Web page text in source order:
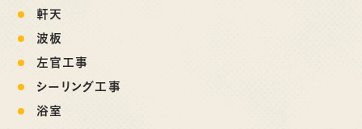
軒天
波板
左官工事
シーリング工事
浴室